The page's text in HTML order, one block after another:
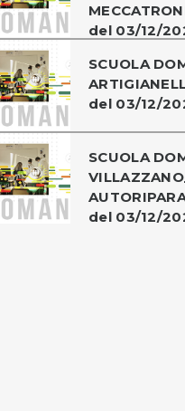
del 03/12/
SCUOLA
del 03/12/
SCUOLA
del 03/12/